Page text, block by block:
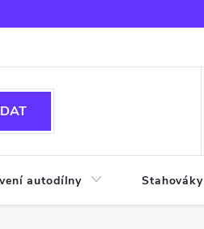
autodílny Stahováky